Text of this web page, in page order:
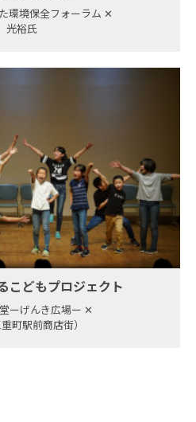
環境保全フォーラム ✕
裕氏
こどもプロジェクト
ーげんき広場ー ✕
町駅前商店街）